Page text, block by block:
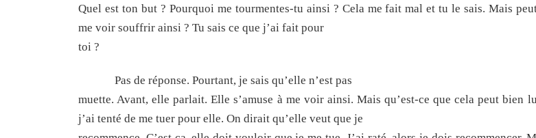
Quel est ton but ? Pourquoi me tourmentes-tu ainsi ? Cela me fait mal et tu le sais. Mais
me voir souffrir ainsi ? Tu sais ce que j’ai fait pour
toi ?
Pas de réponse. Pourtant, je sais qu’elle n’est pas
muette. Avant, elle parlait. Elle s’amuse à me voir ainsi. Mais qu’est-ce que cela peut bien
j’ai tenté de me tuer pour elle. On dirait qu’elle veut que je